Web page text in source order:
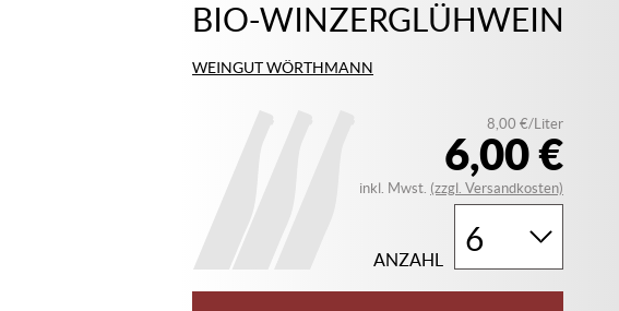
BIO-WINZERGLÜHWEIN
WEINGUT WÖRTHMANN
6,00 €
8,00 €/Liter
inkl. Mwst. (zzgl. Versandkosten)
ANZAHL